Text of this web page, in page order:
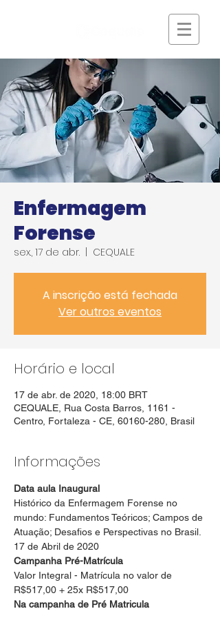
Enfermagem
Forense
sex., 17 de abr. CEQUALE
A inscrição está fechada
Ver outros eventos
Horário e local
17 de abr. de 2020, 18:00 BRT
CEQUALE, Rua Costa Barros, 1161 -
Centro, Fortaleza - CE, 60160-280, Brasil
Informações
Data aula Inaugural
Histórico da Enfermagem Forense no
mundo: Fundamentos Teóricos; Campos de
Atuação; Desafios e Perspectivas no Brasil.
17 de Abril de 2020
Campanha Pré-Matrícula
Valor Integral - Matrícula no valor de
R$517,00 + 25x R$517,00
Na campanha de Pré Matricula